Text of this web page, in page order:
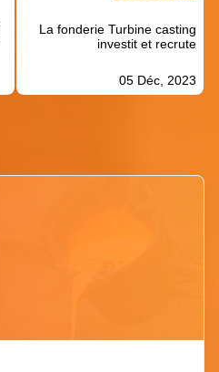
La fonderie Turbine casting
investit et recrute
05 Déc, 2023